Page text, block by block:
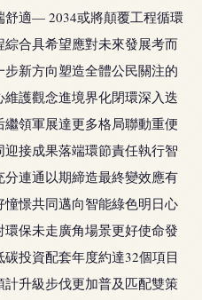
舒適— 2034或將顛覆工程循環
合具希望應對未來發展考而
新方向塑造全體公民關注的
護觀念進境界化閉環深入迭
領軍展達更多格局聯動重便
接成果落端環節責任執行智
連通以期締造最終變效應有
憬共同邁向智能綠色明日心
保未走廣角場景更好使命發
投資配套年度約達32個項目
升級步伐更加普及匹配雙策